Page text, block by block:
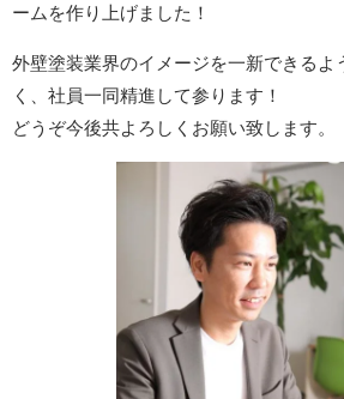
ームを作り上げました！
外壁塗装業界のイメージを一新できるよ
く、社員一同精進して参ります！
どうぞ今後共よろしくお願い致します。